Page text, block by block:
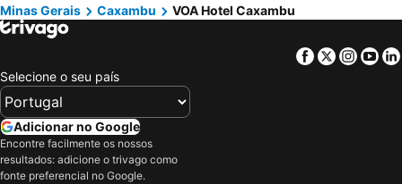
Minas Gerais
Caxambu VOA Hotel Caxambu
Facebook
Twitter
Selecione o seu país
Adicionar no Google
Encontre facilmente os nossos
resultados: adicione o trivago como
fonte preferencial no Google.